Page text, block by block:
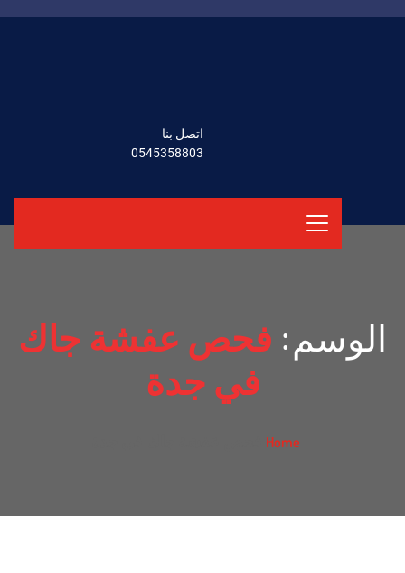
اتصل بنا
0545358803
الوسم: فحص عفشة جاك
في جدة
Home